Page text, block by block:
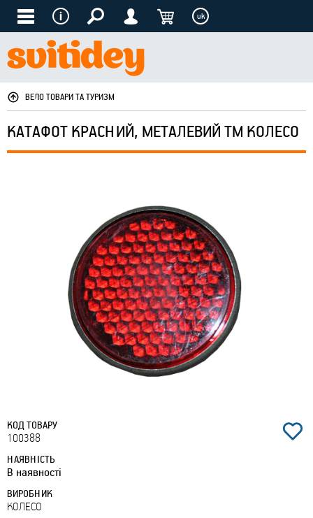
uk
ВЕЛО ТОВАРИ ТА ТУРИЗМ
КАТАФОТ КРАСНИЙ, МЕТАЛЕВИЙ ТМ КОЛЕСО
КОД ТОВАРУ
100388
НАЯВНІСТЬ
В наявності
ВИРОБНИК
КОЛЕСО